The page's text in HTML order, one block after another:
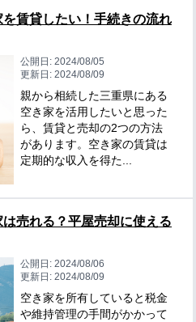
賃貸したい！手続きの流れ
公開日: 2024/08/05
更新日: 2024/08/09
親から相続した三重県にある
空き家を活用したいと思った
ら、賃貸と売却の2つの方法
があります。空き家の賃貸は
定期的な収入を得た...
売れる？平屋売却に使える
公開日: 2024/08/06
更新日: 2024/08/09
空き家を所有していると税金
や維持管理の手間がかかって